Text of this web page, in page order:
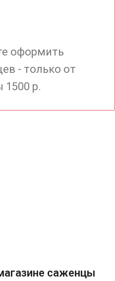
оформить
- только от
р.
саженцы